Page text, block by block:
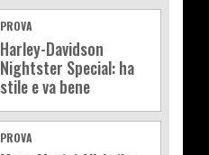
PROVA
Harley-Davidson
Nightster Special: ha
stile e va bene
PROVA